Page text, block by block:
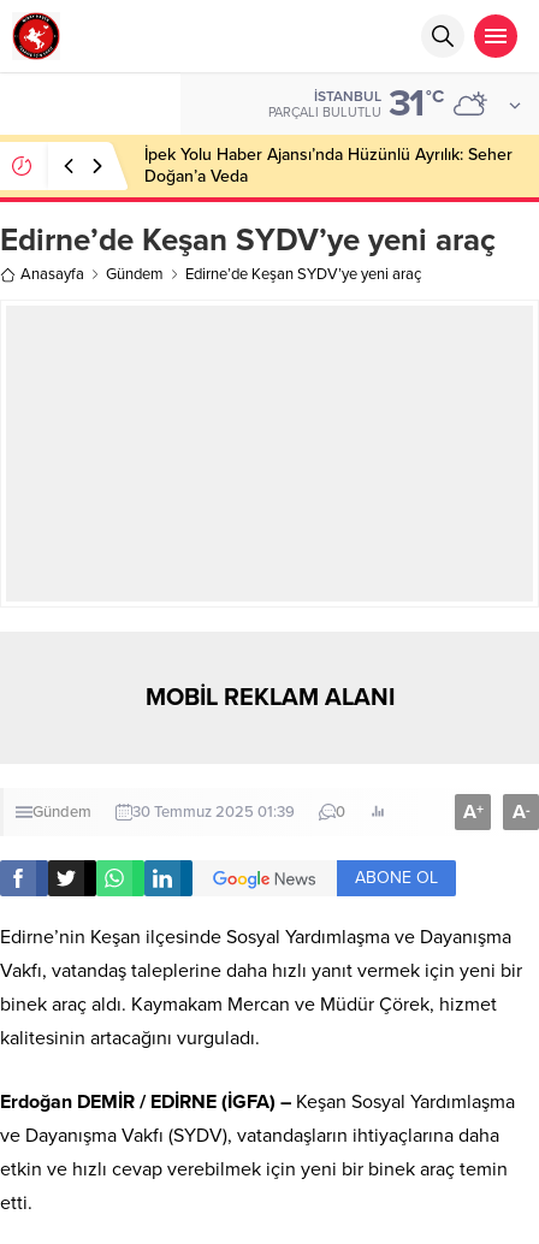
İSTANBUL
PARÇALI BULUTLU 31°C
İpek Yolu Haber Ajansı’nda Hüzünlü Ayrılık: Seher
Doğan’a Veda
Edirne’de Keşan SYDV’ye yeni araç
Anasayfa Gündem Edirne’de Keşan SYDV’ye yeni araç
MOBİL REKLAM ALANI
Gündem 30 Temmuz 2025 01:39 0 A+ A-
ABONE OL
Edirne’nin Keşan ilçesinde Sosyal Yardımlaşma ve Dayanışma
Vakfı, vatandaş taleplerine daha hızlı yanıt vermek için yeni bir
binek araç aldı. Kaymakam Mercan ve Müdür Çörek, hizmet
kalitesinin artacağını vurguladı.
Erdoğan DEMİR / EDİRNE (İGFA) – Keşan Sosyal Yardımlaşma
ve Dayanışma Vakfı (SYDV), vatandaşların ihtiyaçlarına daha
etkin ve hızlı cevap verebilmek için yeni bir binek araç temin
etti.